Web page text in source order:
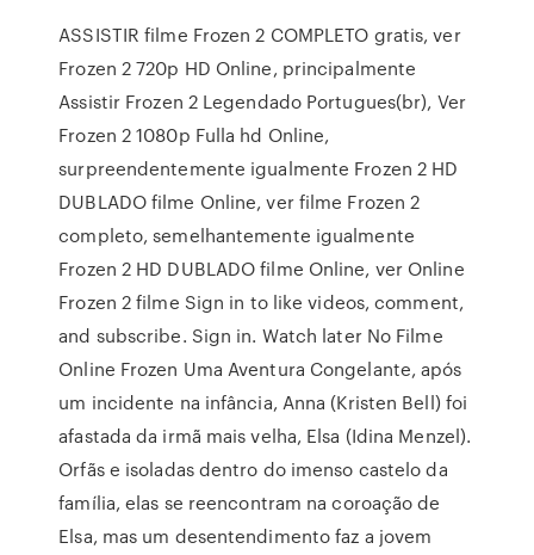
ASSISTIR filme Frozen 2 COMPLETO gratis, ver
Frozen 2 720p HD Online, principalmente
Assistir Frozen 2 Legendado Portugues(br), Ver
Frozen 2 1080p Fulla hd Online,
surpreendentemente igualmente Frozen 2 HD
DUBLADO filme Online, ver filme Frozen 2
completo, semelhantemente igualmente
Frozen 2 HD DUBLADO filme Online, ver Online
Frozen 2 filme Sign in to like videos, comment,
and subscribe. Sign in. Watch later No Filme
Online Frozen Uma Aventura Congelante, após
um incidente na infância, Anna (Kristen Bell) foi
afastada da irmã mais velha, Elsa (Idina Menzel).
Orfãs e isoladas dentro do imenso castelo da
família, elas se reencontram na coroação de
Elsa, mas um desentendimento faz a jovem